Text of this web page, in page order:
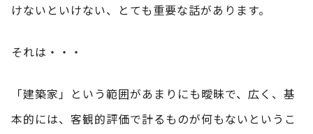
けないといけない、とても重要な話があります。
それは・・・
「建築家」という範囲があまりにも曖昧で、広く、基
本的には、客観的評価で計るものが何もないというこ